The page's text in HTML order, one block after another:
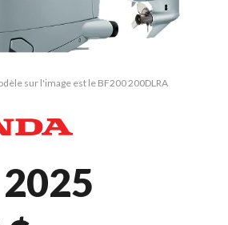
sur l'image est le BF200 200DLRA